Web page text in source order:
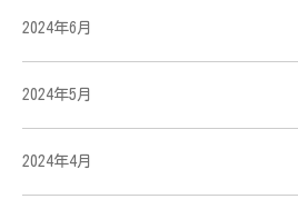
2024年6月
2024年5月
2024年4月